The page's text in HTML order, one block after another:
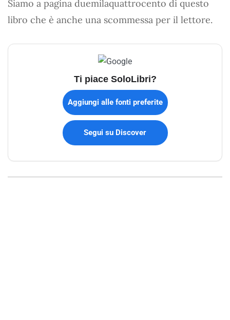
Siamo a pagina duemilaquattrocento di questo
libro che è anche una scommessa per il lettore.
Ti piace SoloLibri?
Aggiungi alle fonti preferite
Segui su Discover